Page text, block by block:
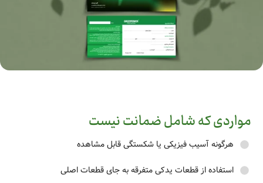
مواردی که شامل ضمانت نیست
هرگونه آسیب فیزیکی یا شکستگی قابل مشاهده
استفاده از قطعات یدکی متفرقه به جای قطعات اصلی